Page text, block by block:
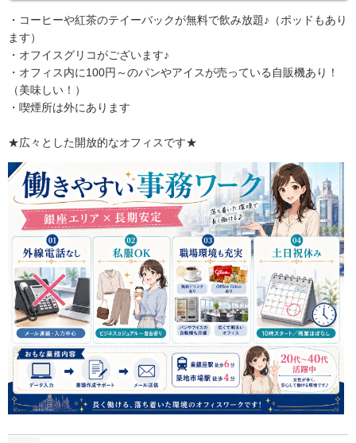
・コーヒーや紅茶のテイーバックが無料で飲み放題♪（ポッドもあり
ます）
・オフイスグリコがございます♪
・オフィス内に100円～のパンやアイスが売っている自販機あり！
（美味しい！）
・喫煙所は外にあります
★広々とした開放的なオフィスです★